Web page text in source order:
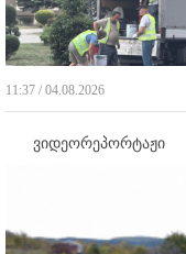
11:37 / 04.08.2026
ვიდეორეპორტაჟი